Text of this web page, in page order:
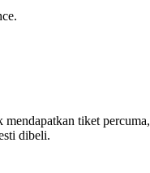
mendapatkan tiket percuma,
dibeli.